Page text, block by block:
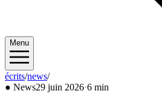
Menu
écrits/news/2026/06
● News29 juin 2026·6 min